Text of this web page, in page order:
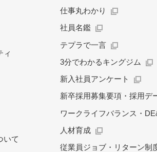
ィ
いて
仕事丸わかり
社員名鑑
テプラで一言
3分でわかるキングジム
新入社員アンケート
新卒採用募集要項・採用デ
ワークライフバランス・
人材育成
従業員ジョブ・リターン制